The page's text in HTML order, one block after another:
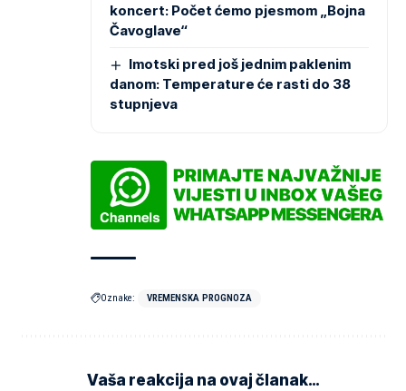
koncert: Počet ćemo pjesmom „Bojna
Čavoglave“
Imotski pred još jednim paklenim
danom: Temperature će rasti do 38
stupnjeva
Oznake: VREMENSKA PROGNOZA
Vaša reakcija na ovaj članak…